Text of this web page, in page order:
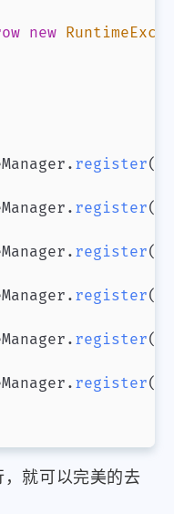
new
. register(
. register(
. register(
. register(
. register(
. register(
就可以完美的去